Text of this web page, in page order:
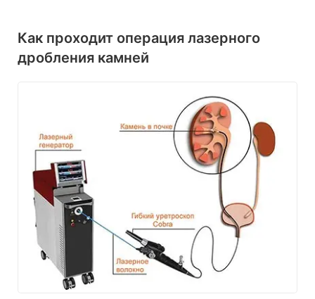
Как проходит операция лазерного
дробления камней